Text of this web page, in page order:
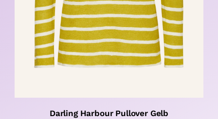
Darling Harbour Pullover Gelb